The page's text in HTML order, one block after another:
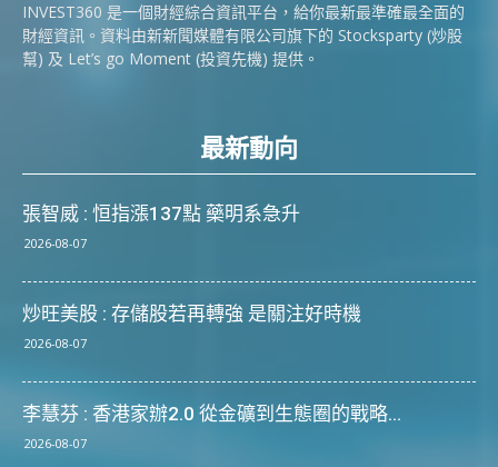
INVEST360 是一個財經綜合資訊平台，給你最新最準確最全面的
財經資訊。資料由新新聞媒體有限公司旗下的 Stocksparty (炒股
幫) 及 Let’s go Moment (投資先機) 提供。
最新動向
張智威 : 恒指漲137點 藥明系急升
2026-08-07
炒旺美股 : 存儲股若再轉強 是關注好時機
2026-08-07
李慧芬 : 香港家辦2.0 從金礦到生態圈的戰略...
2026-08-07